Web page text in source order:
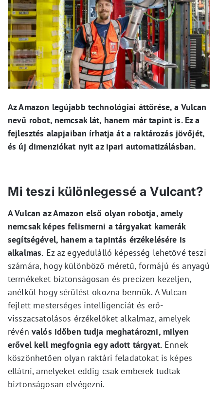
Az Amazon legújabb technológiai áttörése, a Vulcan
nevű robot, nemcsak lát, hanem már tapint is. Ez a
fejlesztés alapjaiban írhatja át a raktározás jövőjét,
és új dimenziókat nyit az ipari automatizálásban.
Mi teszi különlegessé a Vulcant?
A Vulcan az Amazon első olyan robotja, amely
nemcsak képes felismerni a tárgyakat kamerák
segítségével, hanem a tapintás érzékelésére is
alkalmas. Ez az egyedülálló képesség lehetővé teszi
számára, hogy különböző méretű, formájú és anyagú
termékeket biztonságosan és precízen kezeljen,
anélkül hogy sérülést okozna bennük. A Vulcan
fejlett mesterséges intelligenciát és erő-
visszacsatolásos érzékelőket alkalmaz, amelyek
révén valós időben tudja meghatározni, milyen
erővel kell megfognia egy adott tárgyat. Ennek
köszönhetően olyan raktári feladatokat is képes
ellátni, amelyeket eddig csak emberek tudtak
biztonságosan elvégezni.